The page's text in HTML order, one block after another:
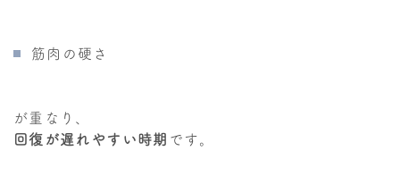
筋肉の硬さ
が重なり、
回復が遅れやすい時期 です。